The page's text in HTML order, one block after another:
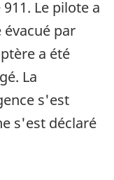
Le pilote a
par
a été
La
s'est
s'est déclaré